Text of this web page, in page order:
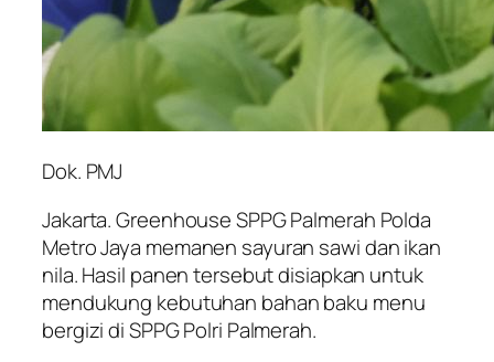
Dok. PMJ
Jakarta. Greenhouse SPPG Palmerah Polda
Metro Jaya memanen sayuran sawi dan ikan
nila. Hasil panen tersebut disiapkan untuk
mendukung kebutuhan bahan baku menu
bergizi di SPPG Polri Palmerah.